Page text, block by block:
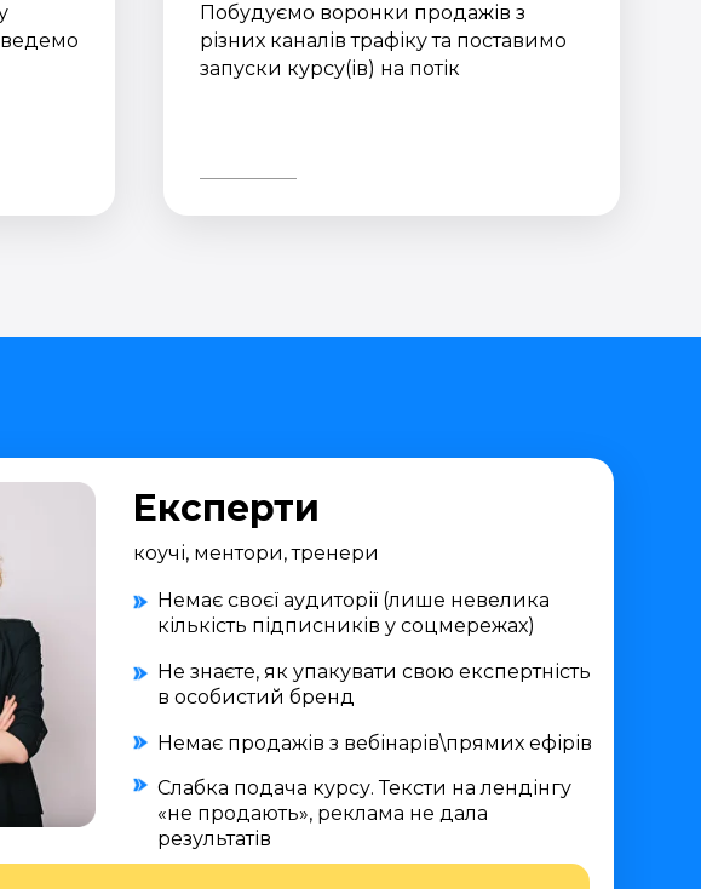
Побудуємо воронки продажів з
різних каналів трафіку та поставимо
запуски курсу(ів) на потік
Експерти
коучі, ментори, тренери
Немає своєї аудиторії (лише невелика
кількість підписників у соцмережах)
Не знаєте, як упакувати свою експертність
в особистий бренд
Немає продажів з вебінарів\прямих ефірів
Слабка подача курсу. Тексти на лендінгу
«не продають», реклама не дала
результатів